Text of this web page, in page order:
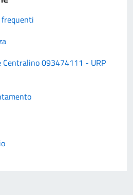
frequenti
Centralino 093474111 - URP